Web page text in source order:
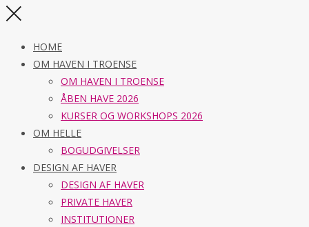
HOME
OM HAVEN I TROENSE
OM HAVEN I TROENSE
ÅBEN HAVE 2026
KURSER OG WORKSHOPS 2026
OM HELLE
BOGUDGIVELSER
DESIGN AF HAVER
DESIGN AF HAVER
PRIVATE HAVER
INSTITUTIONER